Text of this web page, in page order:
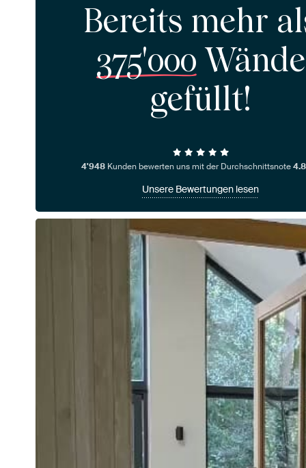
Bereits mehr
375'000 Wände
gefüllt!
4'948 Kunden bewerten uns mit der Durchschnittsnote
Unsere Bewertungen lesen